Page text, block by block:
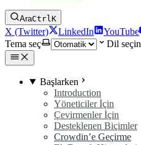
AraCtrlK
X (Twitter) LinkedIn YouTube
Tema seç
Dil seçin
Başlarken
Introduction
Yöneticiler İçin
Çevirmenler İçin
Desteklenen Biçimler
Crowdin’e Geçirme